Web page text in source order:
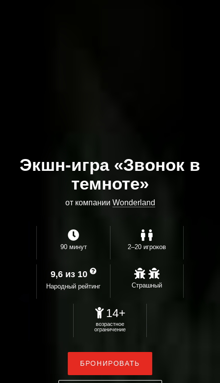
Экшн-игра «Звонок в
темноте»
от компании Wonderland
90 минут 2–20 игроков
9,6 из 10
Народный рейтинг Страшный
14+
возрастное
ограничение
БРОНИРОВАТЬ